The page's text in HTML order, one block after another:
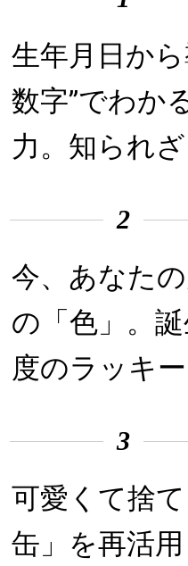
生年月日か
数字”でわか
力。知られ
2
今、あなた
の「色」。
度のラッキ
3
可愛くて捨
缶」を再活